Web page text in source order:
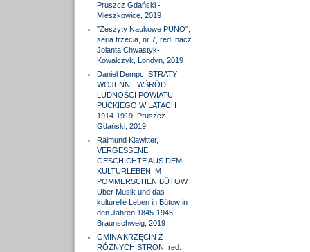
Pruszcz Gdański -
Mieszkowice, 2019
"Zeszyty Naukowe PUNO",
seria trzecia, nr 7, red. nacz.
Jolanta Chwastyk-
Kowalczyk, Londyn, 2019
Daniel Dempc, STRATY
WOJENNE WŚRÓD
LUDNOŚCI POWIATU
PUCKIEGO W LATACH
1914-1919, Pruszcz
Gdański, 2019
Raimund Klawitter,
VERGESSENE
GESCHICHTE AUS DEM
KULTURLEBEN IM
POMMERSCHEN BÜTOW.
Über Musik und das
kulturelle Leben in Bütow in
den Jahren 1845-1945,
Braunschweig, 2019
GMINA KRZĘCIN Z
RÓŻNYCH STRON, red.